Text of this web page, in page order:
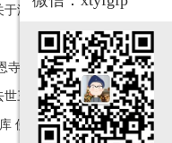
添丁份子钱
寺化太岁 接
世三周年祭祀
佛历2566年